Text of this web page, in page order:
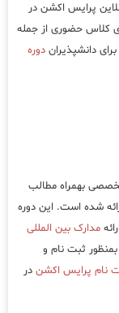
پرایس اکشن در
کلاس حضوری از جمله
دانشپذیران دوره
بهمراه مطالب
شده است. این دوره
مدارک بین المللی
ثبت نام و
نام پرایس اکشن در